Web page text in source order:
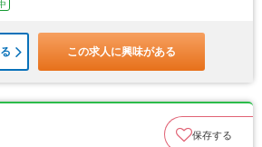
この求人に興味がある
保存する